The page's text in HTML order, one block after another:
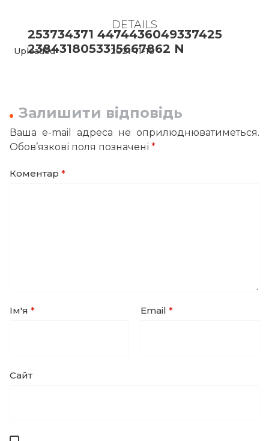
253734371 4474436049337425
2384318053315667862 N
DETAILS
Uploaded 2021-11-16
Залишити відповідь
Ваша e-mail адреса не оприлюднюватиметься.
Обов’язкові поля позначені *
Коментар *
Ім'я * Email *
Сайт